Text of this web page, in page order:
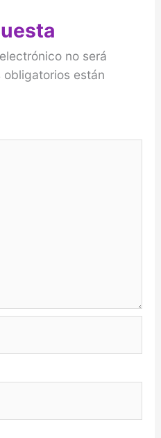
no será
obligatorios están